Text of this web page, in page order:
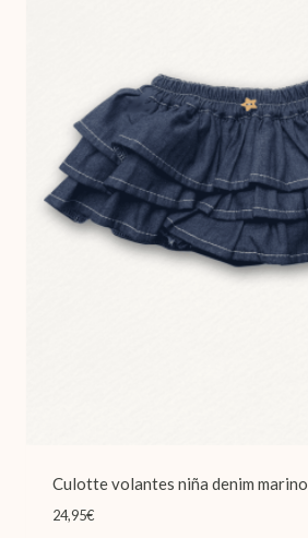
Culotte volantes niña denim marino
24,95€